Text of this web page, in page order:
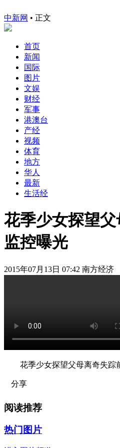
中新网 • 正文
首页
新闻
国际
图片
文娱
财经
军事
港澳台
产经
视频
体育
地方
华人
最新
生活经
花季少女探望
监控曝光
2015年07月13日 07:42 南方经济
花季少女探望父母离奇失踪
分享
阅读推荐
热门图片